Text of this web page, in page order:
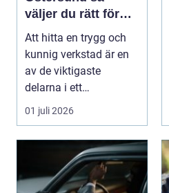
väljer du rätt för
din bil
Att hitta en trygg och
kunnig verkstad är en
av de viktigaste
delarna i ett
problemfritt bilägande.
01 juli 2026